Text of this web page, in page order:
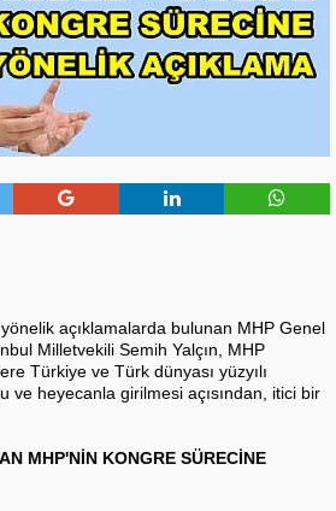
açıklamalarda bulunan MHP Genel
Milletvekili Semih Yalçın, MHP
Türkiye ve Türk dünyası yüzyılı
ve heyecanla girilmesi açısından, itici bir
MHP'NİN KONGRE SÜRECİNE